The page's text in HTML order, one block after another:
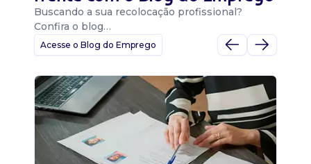
Buscando a sua recolocação profissional?
Confira o blog…
Acesse o Blog do Emprego